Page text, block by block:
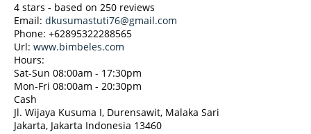
4 stars - based on 250 reviews
Email: dkusumastuti76@gmail.com
Phone: +62895322288565
Url: www.bimbeles.com
Hours:
Sat-Sun 08:00am - 17:30pm
Mon-Fri 08:00am - 20:30pm
Cash
Jl. Wijaya Kusuma I, Durensawit, Malaka Sari
Jakarta, Jakarta Indonesia 13460